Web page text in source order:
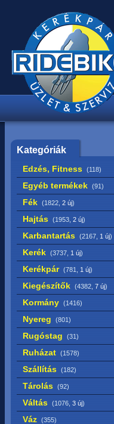
Kategóriák
Edzés, Fitness (118)
Egyéb termékek (91)
Fék (1822, 2 új)
Hajtás (1953, 2 új)
Karbantartás (2167, 1 új)
Kerék (3737, 1 új)
Kerékpár (781, 1 új)
Kiegészítők (4382, 7 új)
Kormány (1416)
Nyereg (801)
Rugóstag (31)
Ruházat (1578)
Szállítás (182)
Tárolás (92)
Váltás (1076, 3 új)
Váz (355)